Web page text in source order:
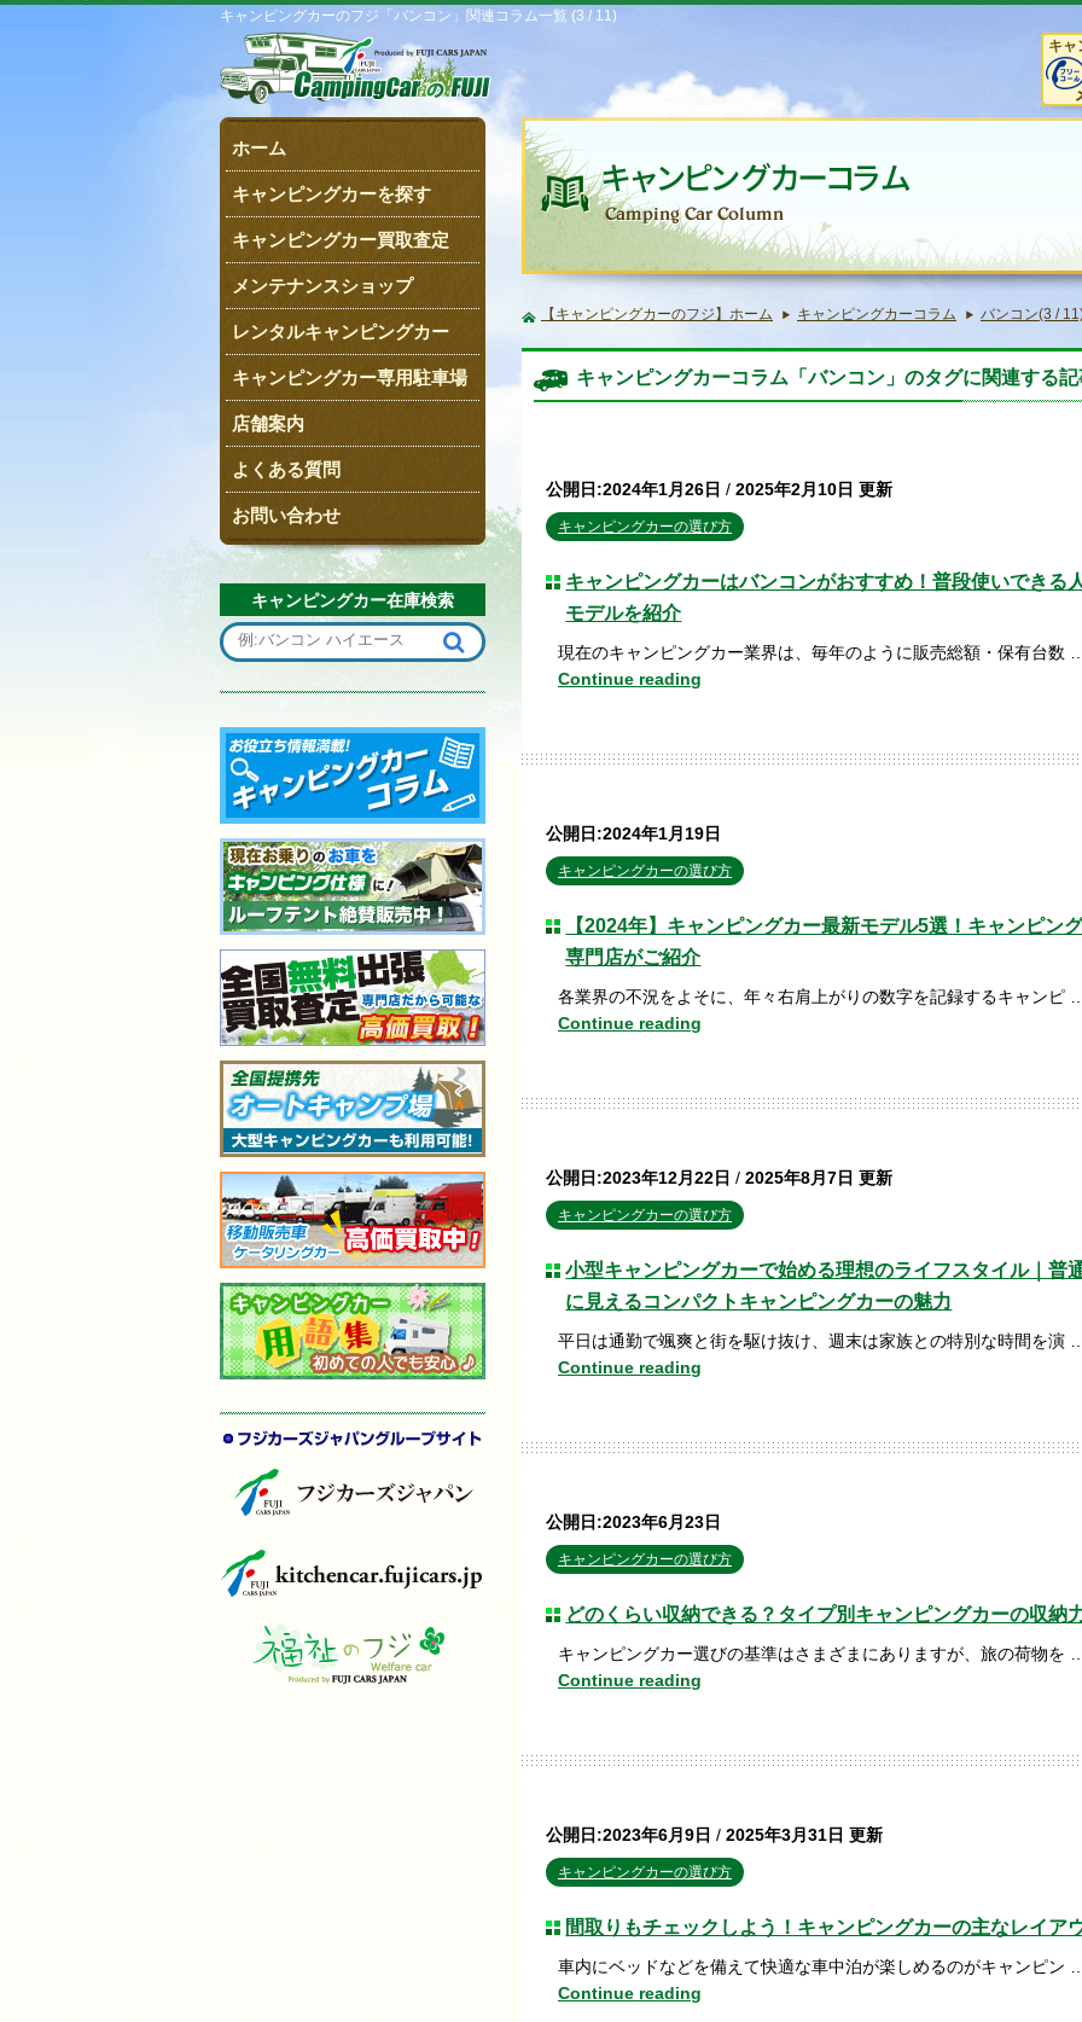
キャンピングカーのフジ「バンコン」関連コラム一覧 (3 / 11)
キャ
【キャンピングカーのフジ】ホーム キャンピングカーコラム バンコン(3 /
キャンピングカーコラム「バンコン」のタグに関連する
公開日:2024年1月26日 / 2025年2月10日 更新
キャンピングカーの選び方
キャンピングカーはバンコンがおすすめ！普段使いできる
モデルを紹介
現在のキャンピングカー業界は、毎年のように販売総額・保有台数
Continue reading
公開日:2024年1月19日
キャンピングカーの選び方
【2024年】キャンピングカー最新モデル5選！キャンピン
専門店がご紹介
各業界の不況をよそに、年々右肩上がりの数字を記録するキャンピ
Continue reading
公開日:2023年12月22日 / 2025年8月7日 更新
キャンピングカーの選び方
小型キャンピングカーで始める理想のライフスタイル｜普
に見えるコンパクトキャンピングカーの魅力
平日は通勤で颯爽と街を駆け抜け、週末は家族との特別な時間を演
Continue reading
公開日:2023年6月23日
キャンピングカーの選び方
どのくらい収納できる？タイプ別キャンピングカーの収納
キャンピングカー選びの基準はさまざまにありますが、旅の荷物を
Continue reading
公開日:2023年6月9日 / 2025年3月31日 更新
キャンピングカーの選び方
間取りもチェックしよう！キャンピングカーの主なレイア
車内にベッドなどを備えて快適な車中泊が楽しめるのがキャンピン
Continue reading
ホーム
キャンピングカーを探す
キャンピングカー買取査定
メンテナンスショップ
レンタルキャンピングカー
キャンピングカー専用駐車場
店舗案内
よくある質問
お問い合わせ
キャンピングカー在庫検索